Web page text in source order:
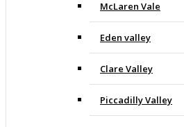
McLaren Vale
Eden valley
Clare Valley
Piccadilly Valley